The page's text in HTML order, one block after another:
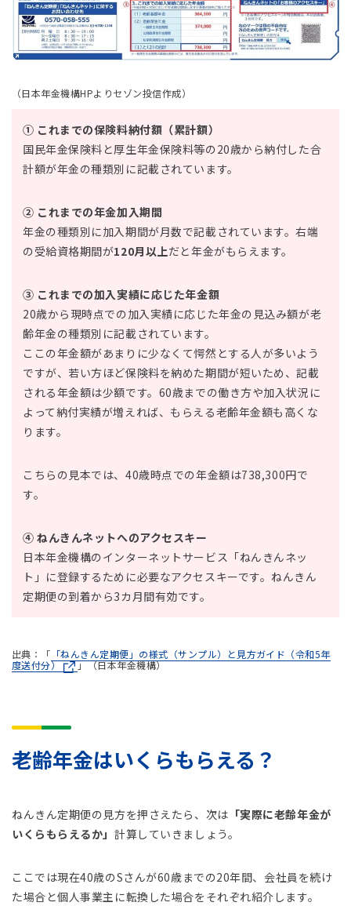
（日本年金機構HPよりセゾン投信作成）
① これまでの保険料納付額（累計額）
国民年金保険料と厚生年金保険料等の20歳から納付した合
計額が年金の種類別に記載されています。
② これまでの年金加入期間
年金の種類別に加入期間が月数で記載されています。右端
の受給資格期間が120月以上だと年金がもらえます。
③ これまでの加入実績に応じた年金額
20歳から現時点での加入実績に応じた年金の見込み額が老
齢年金の種類別に記載されています。
ここの年金額があまりに少なくて愕然とする人が多いよう
ですが、若い方ほど保険料を納めた期間が短いため、記載
される年金額は少額です。60歳までの働き方や加入状況に
よって納付実績が増えれば、もらえる老齢年金額も高くな
ります。
こちらの見本では、40歳時点での年金額は738,300円で
す。
④ ねんきんネットへのアクセスキー
日本年金機構のインターネットサービス「ねんきんネッ
ト」に登録するために必要なアクセスキーです。ねんきん
定期便の到着から3カ月間有効です。
出典：「 「ねんきん定期便」の様式（サンプル）と見方ガイド（令和5年
度送付分）
」（日本年金機構）
老齢年金はいくらもらえる？
ねんきん定期便の見方を押さえたら、次は 「実際に老齢年金が
いくらもらえるか」計算していきましょう。
ここでは現在40歳のSさんが60歳までの20年間、会社員を続け
た場合と個人事業主に転換した場合をそれぞれ紹介します。